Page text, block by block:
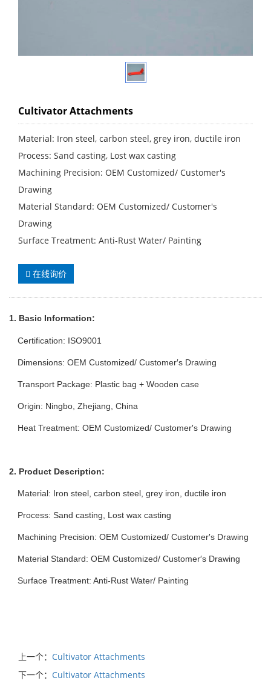
Cultivator Attachments
Material: Iron steel, carbon steel, grey iron, ductile iron
Process: Sand casting, Lost wax casting
Machining Precision: OEM Customized/ Customer′s
Drawing
Material Standard: OEM Customized/ Customer′s
Drawing
Surface Treatment: Anti-Rust Water/ Painting
在线询价
1. Basic Information:
Certification: ISO9001
Dimensions: OEM Customized/ Customer′s Drawing
Transport Package: Plastic bag + Wooden case
Origin: Ningbo, Zhejiang, China
Heat Treatment: OEM Customized/ Customer′s Drawing
2. Product Description:
Material: Iron steel, carbon steel, grey iron, ductile iron
Process: Sand casting, Lost wax casting
Machining Precision: OEM Customized/ Customer′s Drawing
Material Standard: OEM Customized/ Customer′s Drawing
Surface Treatment: Anti-Rust Water/ Painting
上一个： Cultivator Attachments
下一个： Cultivator Attachments